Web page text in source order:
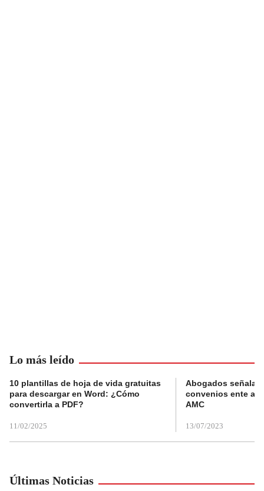
Lo más leído
10 plantillas de hoja de vida gratuitas
para descargar en Word: ¿Cómo
convertirla a PDF?
11/02/2025
Abogados
convenios ente
AMC
13/07/2023
Últimas Noticias